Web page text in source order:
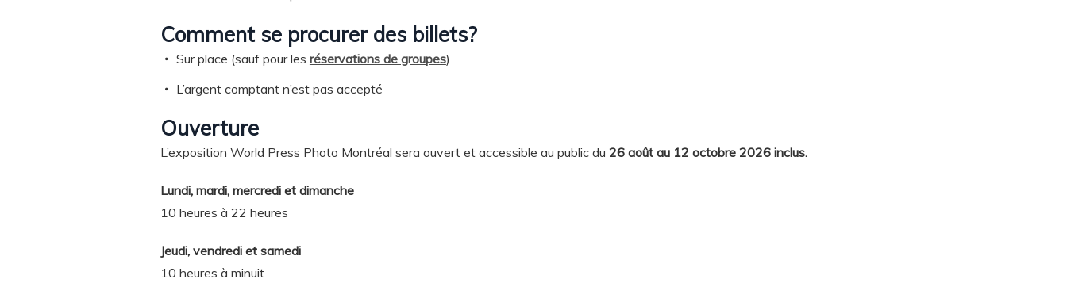
Comment se procurer des billets?
Sur place (sauf pour les réservations de groupes)
L’argent comptant n’est pas accepté
Ouverture
L’exposition World Press Photo Montréal sera ouvert et accessible au public du 26 août au 12 octobre 2026 inclus.
Lundi, mardi, mercredi et dimanche
10 heures à 22 heures
Jeudi, vendredi et samedi
10 heures à minuit